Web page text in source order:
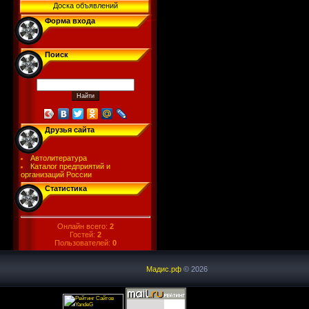
Доска объявлений
Форма входа
Поиск
Друзья сайта
Автолитература
Каталог предприятий и
организаций России
Статистика
Онлайн всего: 2
Гостей: 2
Пользователей: 0
Мадис.рф © 2026